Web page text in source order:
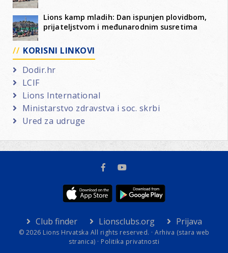
Lions kamp mladih: Dan ispunjen plovidbom,
prijateljstvom i međunarodnim susretima
KORISNI LINKOVI
Dodir.hr
LCIF
Lions International
Ministarstvo zdravstva i soc. skrbi
Ured za udruge
Club finder Lionsclubs.org Prijava
© 2026 Lions Hrvatska All rights reserved. · Arhiva (stara web
stranica) · Politika privatnosti